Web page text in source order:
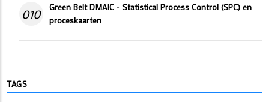
010
Green Belt DMAIC - Statistical Process Control (SPC) en
proceskaarten
TAGS